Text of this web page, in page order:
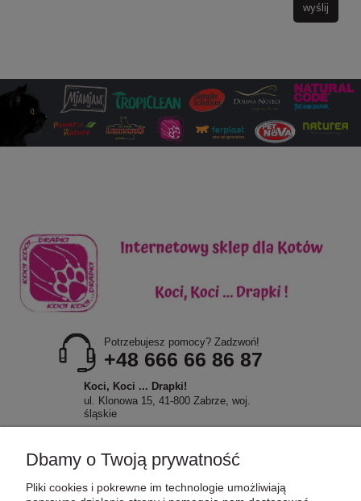
wyślij
Potrzebujesz pomocy? Zadzwoń!
+48 666 66 86 87
Koci, Koci ... Drapki!
ul. Klonowa 15, 41-800 Zabrze, woj.
śląskie
Dbamy o Twoją prywatność
Pliki cookies i pokrewne im technologie umożliwiają